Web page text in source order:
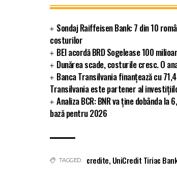
Sondaj Raiffeisen Bank: 7 din 10
costurilor
BEI acordă BRD Sogelease 100
Dunărea scade, costurile cresc. O
Banca Transilvania finanțează cu
Transilvania este partener al
Analiza BCR: BNR va ține dobânda
bază pentru 2026
TAGGED: credite, UniCredit Tiriac Bank